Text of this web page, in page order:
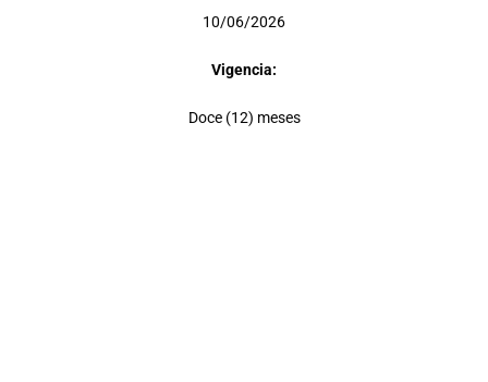
10/06/2026
Vigencia:
Doce (12) meses